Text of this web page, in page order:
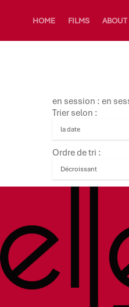
HOME FILMS ABOUT
en session : en
Trier selon :
Ordre de tri :